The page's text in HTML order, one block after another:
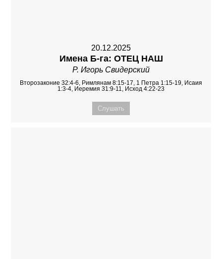
20.12.2025
Имена Б-га: ОТЕЦ НАШ
Р. Игорь Свидерский
Второзаконие 32:4-6, Римлянам 8:15-17, 1 Петра 1:15-19, Исаия
1:3-4, Иеремия 31:9-11, Исход 4:22-23
Слушать